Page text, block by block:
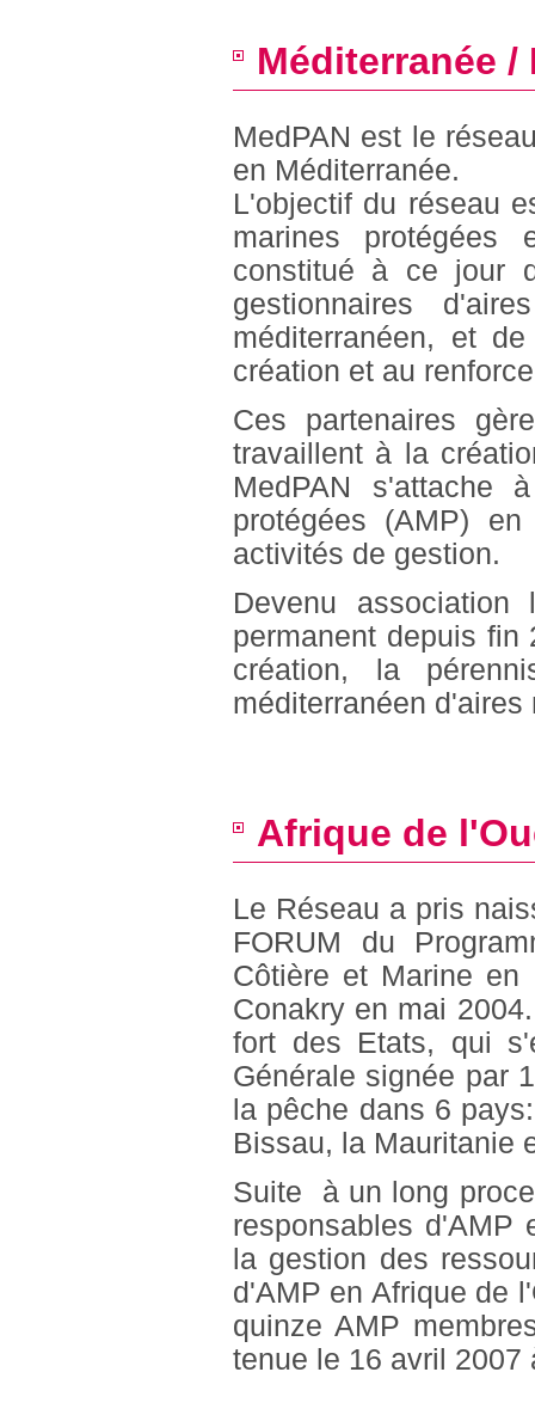
Méditerranée /
MedPAN est le
en Méditerranée.
L'objectif du réseau
marines protégées
constitué à ce jour
gestionnaires
méditerranéen, et
création et au
Ces partenaires
travaillent à la
MedPAN s'attache
protégées (AMP)
activités de gestion.
Devenu
permanent depuis fin
création, la
méditerranéen
Afrique de
Le Réseau a pris
FORUM du
Côtière et Marine
Conakry en mai
fort des Etats, qui
Générale signée par
la pêche dans 6
Bissau, la Mauritanie
Suite à un long
responsables d'AMP
la gestion des
d'AMP en Afrique de
quinze AMP
tenue le 16 avril 2007